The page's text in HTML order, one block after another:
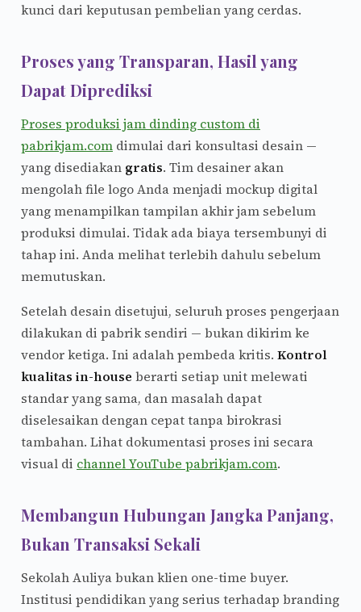
kunci dari keputusan pembelian yang cerdas.
Proses yang Transparan, Hasil yang
Dapat Diprediksi
Proses produksi jam dinding custom di
pabrikjam.com dimulai dari konsultasi desain —
yang disediakan gratis. Tim desainer akan
mengolah file logo Anda menjadi mockup digital
yang menampilkan tampilan akhir jam sebelum
produksi dimulai. Tidak ada biaya tersembunyi di
tahap ini. Anda melihat terlebih dahulu sebelum
memutuskan.
Setelah desain disetujui, seluruh proses pengerjaan
dilakukan di pabrik sendiri — bukan dikirim ke
vendor ketiga. Ini adalah pembeda kritis. Kontrol
kualitas in-house berarti setiap unit melewati
standar yang sama, dan masalah dapat
diselesaikan dengan cepat tanpa birokrasi
tambahan. Lihat dokumentasi proses ini secara
visual di channel YouTube pabrikjam.com.
Membangun Hubungan Jangka Panjang,
Bukan Transaksi Sekali
Sekolah Auliya bukan klien one-time buyer.
Institusi pendidikan yang serius terhadap branding